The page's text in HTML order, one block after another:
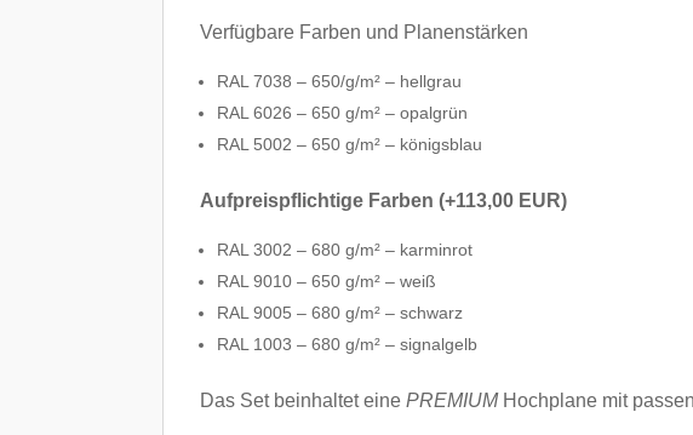
Verfügbare Farben und Planenstärken
RAL 7038 – 650/g/m² – hellgrau
RAL 6026 – 650 g/m² – opalgrün
RAL 5002 – 650 g/m² – königsblau
Aufpreispflichtige Farben (+113,00 EUR)
RAL 3002 – 680 g/m² – karminrot
RAL 9010 – 650 g/m² – weiß
RAL 9005 – 680 g/m² – schwarz
RAL 1003 – 680 g/m² – signalgelb
Das Set beinhaltet einePREMIUM Hochplane mit